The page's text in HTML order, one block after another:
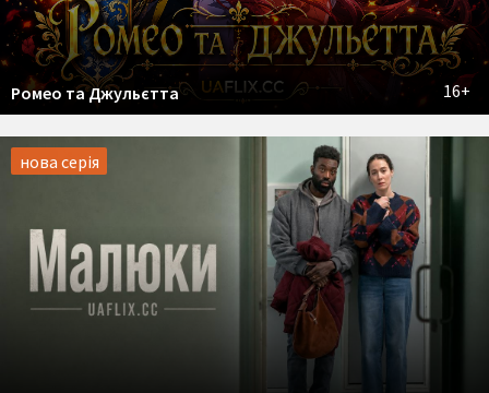
16+
Ромео та Джульєтта
нова серія